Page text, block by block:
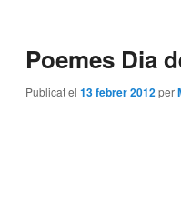
Poemes Dia
Publicat el 13 febrer 2012per